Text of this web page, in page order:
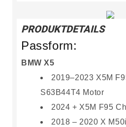
PRODUKTDETAILS
Passform:
BMW X5
2019–2023 X5M
S63B44T4 Motor
2024 + X5M F95
2018 – 2020 X